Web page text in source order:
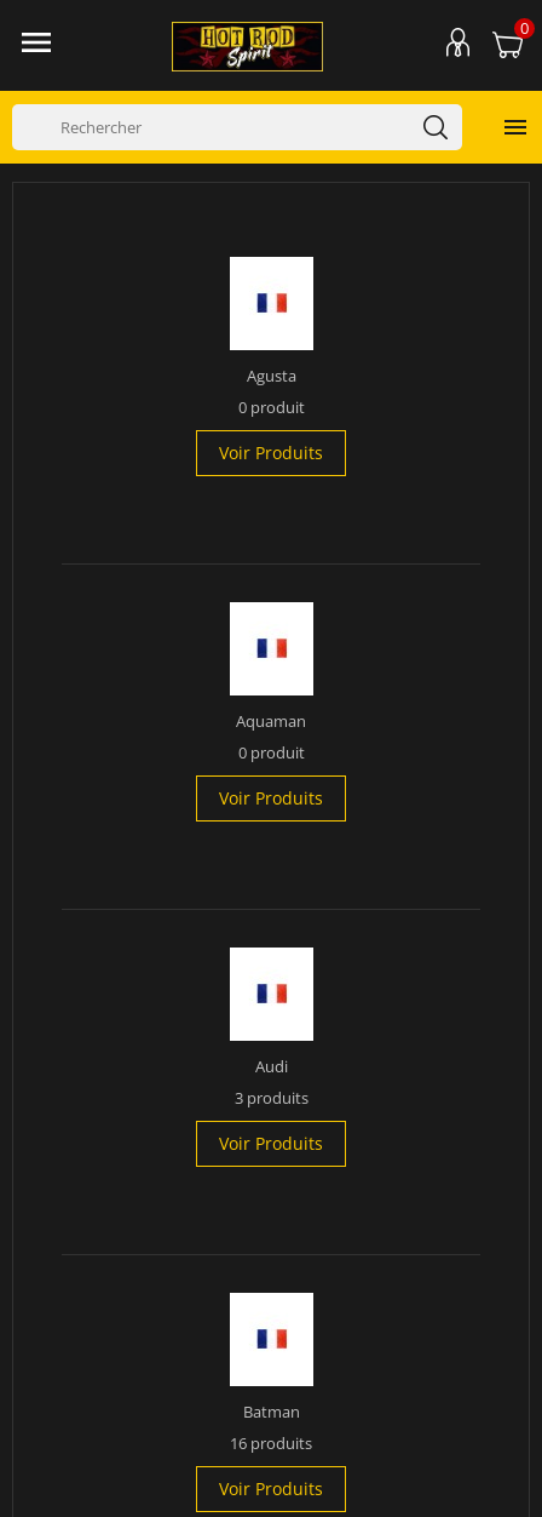
 0

Agusta
0 produit
Voir Produits
Aquaman
0 produit
Voir Produits
Audi
3 produits
Voir Produits
Batman
16 produits
Voir Produits